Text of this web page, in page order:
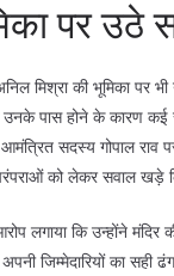
पर उठे
मिश्रा की भूमिका पर
उनके पास होने के कारण
आमंत्रित सदस्य गोपाल राव
को लेकर सवाल खड़े
लगाया कि उन्होंने मंदिर
जिम्मेदारियों का सही